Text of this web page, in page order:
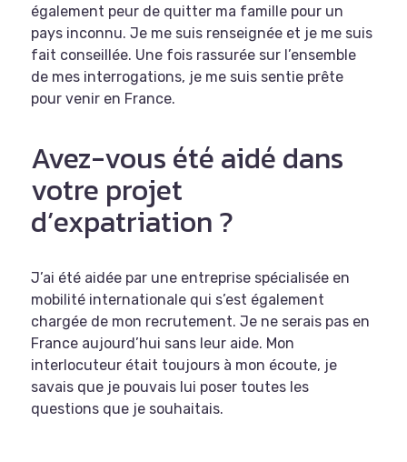
également peur de quitter ma famille pour un
pays inconnu. Je me suis renseignée et je me suis
fait conseillée. Une fois rassurée sur l’ensemble
de mes interrogations, je me suis sentie prête
pour venir en France.
Avez-vous été aidé dans
votre projet
d’expatriation ?
J’ai été aidée par une entreprise spécialisée en
mobilité internationale qui s’est également
chargée de mon recrutement. Je ne serais pas en
France aujourd’hui sans leur aide. Mon
interlocuteur était toujours à mon écoute, je
savais que je pouvais lui poser toutes les
questions que je souhaitais.